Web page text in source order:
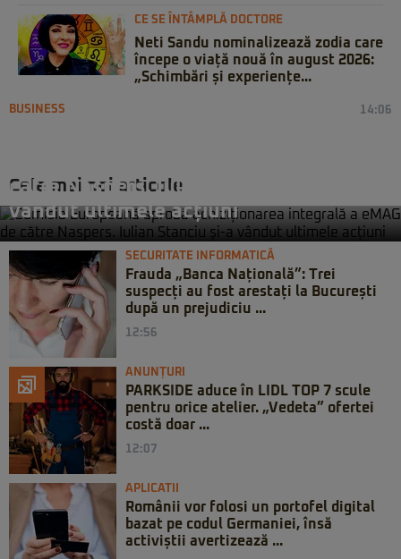
CE SE ÎNTÂMPLĂ DOCTORE
Neti Sandu nominalizează zodia care
începe o viață nouă în august 2026:
„Schimbări și experiențe...
Cele mai noi articole
BUSINESS 14:06
către Naspers. Iulian Stanciu și-a
vândut ultimele acțiuni
SECURITATE INFORMATICĂ
Frauda „Banca Națională”: Trei
suspecți au fost arestați la București
după un prejudiciu ...
12:56
ANUNȚURI
PARKSIDE aduce în LIDL TOP 7 scule
pentru orice atelier. „Vedeta” ofertei
costă doar ...
12:07
APLICATII
Românii vor folosi un portofel digital
bazat pe codul Germaniei, însă
activiștii avertizează ...